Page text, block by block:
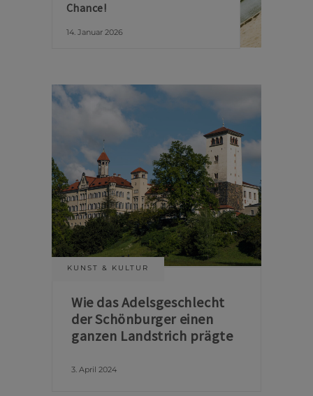
Chance!
14. Januar 2026
KUNST & KULTUR
Wie das Adelsgeschlecht
der Schönburger einen
ganzen Landstrich prägte
3. April 2024